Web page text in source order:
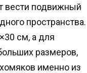
вести подвижный
пространства.
см, а для
размеров,
именно из